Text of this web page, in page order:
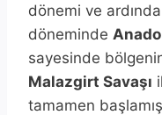
dönemi ve
döneminde
sayesinde
Malazgirt Savaşı
tamamen